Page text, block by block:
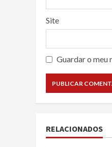
Site
Guardar o meu
RELACIONADOS